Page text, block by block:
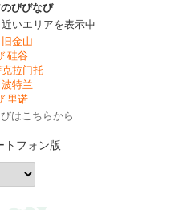
びびなび
いエリアを表示中
金山
硅谷
拉门托
特兰
里诺
はこちらから
トフォン版